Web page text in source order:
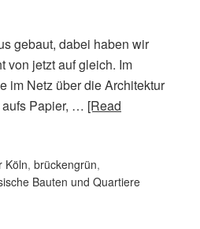
gebaut, dabei haben wir
von jetzt auf gleich. Im
im Netz über die Architektur
aufs Papier, … [Read
Köln, brückengrün,
Bauten und Quartiere